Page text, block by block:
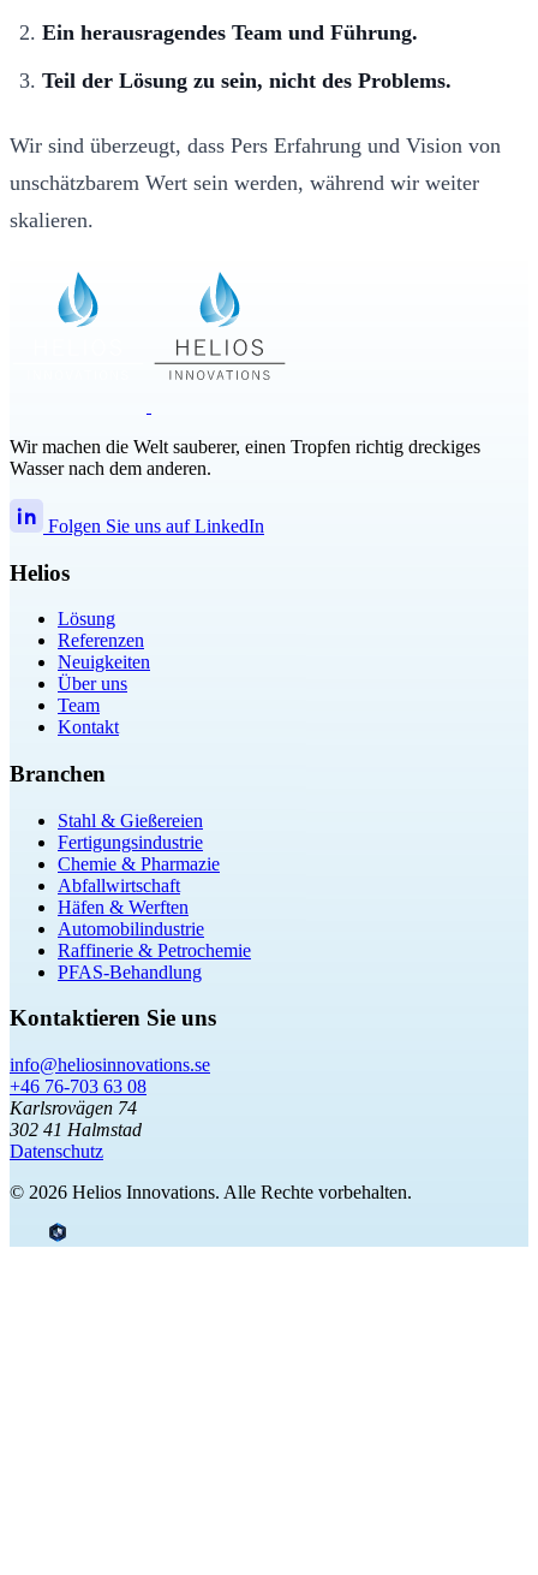
Ein herausragendes Team und Führung.
Teil der Lösung zu sein, nicht des Problems.
Wir sind überzeugt, dass Pers Erfahrung und Vision von
unschätzbarem Wert sein werden, während wir weiter
skalieren.
Wir machen die Welt sauberer, einen Tropfen richtig dreckiges
Wasser nach dem anderen.
Folgen Sie uns auf LinkedIn
Helios
Lösung
Referenzen
Neuigkeiten
Über uns
Team
Kontakt
Branchen
Stahl & Gießereien
Fertigungsindustrie
Chemie & Pharmazie
Abfallwirtschaft
Häfen & Werften
Automobilindustrie
Raffinerie & Petrochemie
PFAS-Behandlung
Kontaktieren Sie uns
info@heliosinnovations.se
+46 76-703 63 08
Karlsrovägen 74
302 41 Halmstad
Datenschutz
© 2026 Helios Innovations. Alle Rechte vorbehalten.